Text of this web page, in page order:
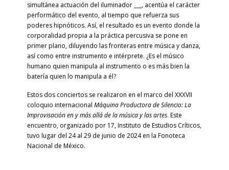
simultánea actuación del iluminador ___, acentúa el carácter
performático del evento, al tiempo que refuerza sus
poderes hipnóticos. Así, el resultado es un evento donde la
corporalidad propia a la práctica percusiva se pone en
primer plano, diluyendo las fronteras entre música y danza,
así como entre instrumento e intérprete. ¿Es el músico
humano quien manipula al instrumento o es más bien la
batería quien lo manipula a él?
Estos dos conciertos se realizaron en el marco del XXXVII
coloquio internacional Máquina Productora de Silencio: La
Improvisación en y más allá de la música y las artes. Este
encuentro, organizado por 17, Instituto de Estudios Críticos,
tuvo lugar del 24 al 29 de junio de 2024 en la Fonoteca
Nacional de México.